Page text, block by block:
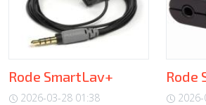
Rode SmartLav+
2026-03-28 01:38
Rode